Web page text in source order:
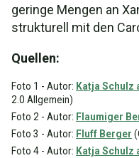
geringe Mengen an
strukturell mit den
Quellen:
Foto 1 - Autor: Katja Schulz
2.0 Allgemein)
Foto 2 - Autor: Flaumiger
Foto 3 - Autor: Fluff Berger
Foto 4 - Autor: Katja Schulz